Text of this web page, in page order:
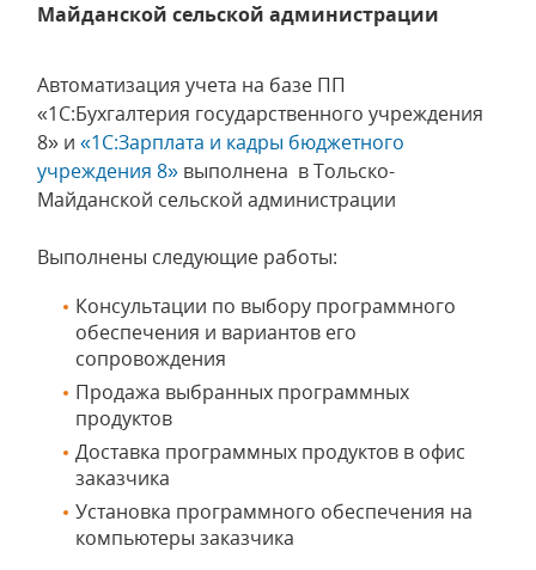
Майданской сельской администрации
Автоматизация учета на базе ПП
«1С:Бухгалтерия государственного учреждения
8» и «1С:Зарплата и кадры бюджетного
учреждения 8» выполнена в Тольско-
Майданской сельской администрации
Выполнены следующие работы:
Консультации по выбору программного
обеспечения и вариантов его
сопровождения
Продажа выбранных программных
продуктов
Доставка программных продуктов в офис
заказчика
Установка программного обеспечения на
компьютеры заказчика